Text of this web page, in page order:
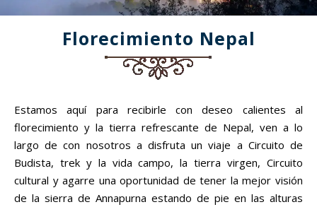
Florecimiento Nepal
Estamos aquí para recibirle con deseo calientes al
florecimiento y la tierra refrescante de Nepal, ven a lo
largo de con nosotros a disfruta un viaje a Circuito de
Budista, trek y la vida campo, la tierra virgen, Circuito
cultural y agarre una oportunidad de tener la mejor visión
de la sierra de Annapurna estando de pie en las alturas